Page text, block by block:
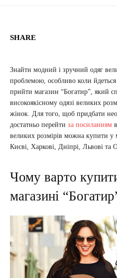
SHARE
Знайти модний і зручний одяг
проблемою, особливо коли
прийти магазин “Богатир”, який
високоякісному одязі великих
жінок. Для того, щоб придбати
достатньо перейти за посиланням
великих розмірів можна купити у
Києві, Харкові, Дніпрі, Львові та
Чому варто
магазині